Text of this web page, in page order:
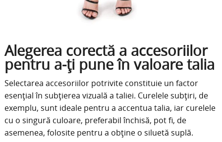
Alegerea corectă a accesoriilor
pentru a-ți pune în valoare talia
Selectarea accesoriilor potrivite constituie un factor
esențial în subțierea vizuală a taliei. Curelele subțiri, de
exemplu, sunt ideale pentru a accentua talia, iar curelele
cu o singură culoare, preferabil închisă, pot fi, de
asemenea, folosite pentru a obține o siluetă suplă.